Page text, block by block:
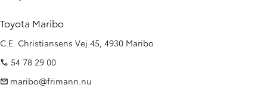
Toyota Maribo
C.E. Christiansens Vej 45, 4930 Maribo
54 78 29 00
maribo@frimann.nu